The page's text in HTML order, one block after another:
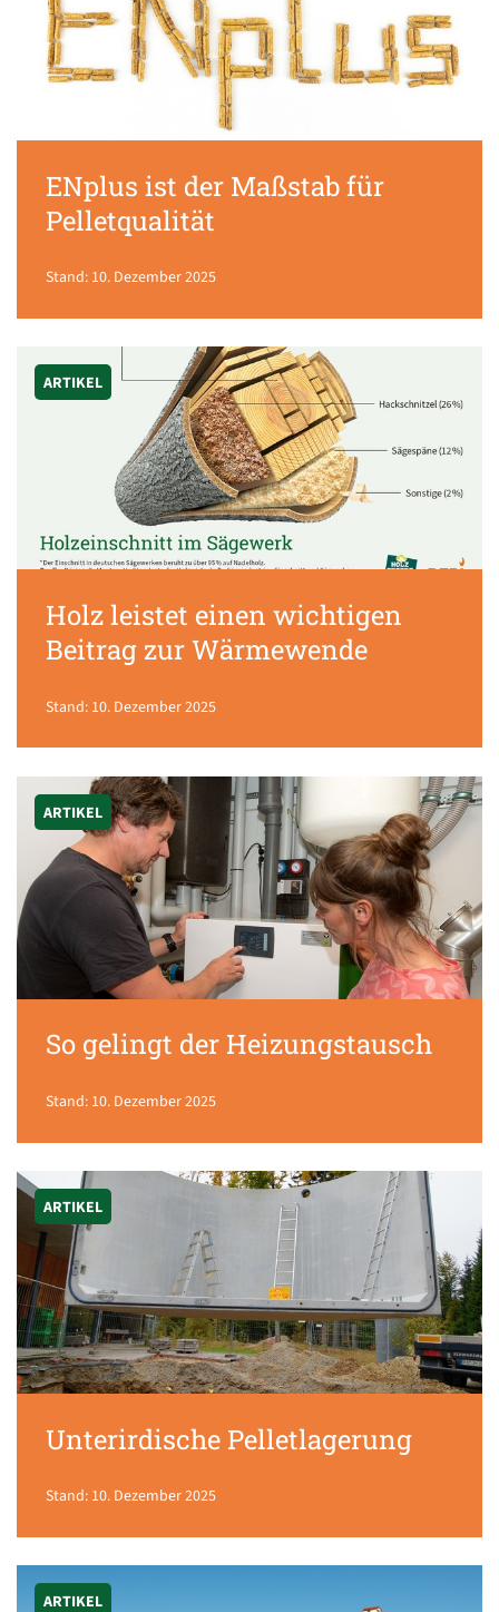
ENplus ist der Maßstab für
Pelletqualität
Stand: 10. Dezember 2025
ARTIKEL
Holz leistet einen wichtigen
Beitrag zur Wärmewende
Stand: 10. Dezember 2025
ARTIKEL
So gelingt der Heizungstausch
Stand: 10. Dezember 2025
ARTIKEL
Unterirdische Pelletlagerung
Stand: 10. Dezember 2025
ARTIKEL